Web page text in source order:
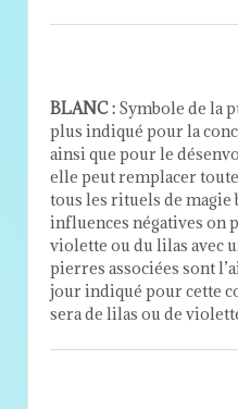
BLANC : Symbole de la
plus indiqué pour la
ainsi que pour le
elle peut remplacer
tous les rituels de
influences négatives on
violette ou du lilas avec
pierres associées sont
jour indiqué pour cette
sera de lilas ou de